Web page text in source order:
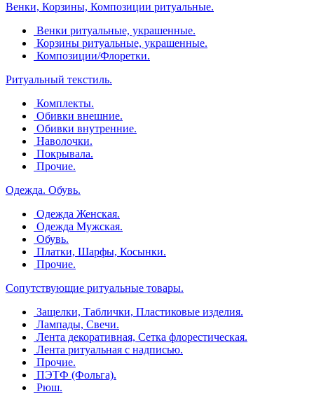
Венки, Корзины, Композиции ритуальные.
Венки ритуальные, украшенные.
Корзины ритуальные, украшенные.
Композиции/Флоретки.
Ритуальный текстиль.
Комплекты.
Обивки внешние.
Обивки внутренние.
Наволочки.
Покрывала.
Прочие.
Одежда. Обувь.
Одежда Женская.
Одежда Мужская.
Обувь.
Платки, Шарфы, Косынки.
Прочие.
Сопутствующие ритуальные товары.
Защелки, Таблички, Пластиковые изделия.
Лампады, Свечи.
Лента декоративная, Сетка флорестическая.
Лента ритуальная с надписью.
Прочие.
ПЭТФ (Фольга).
Рюш.